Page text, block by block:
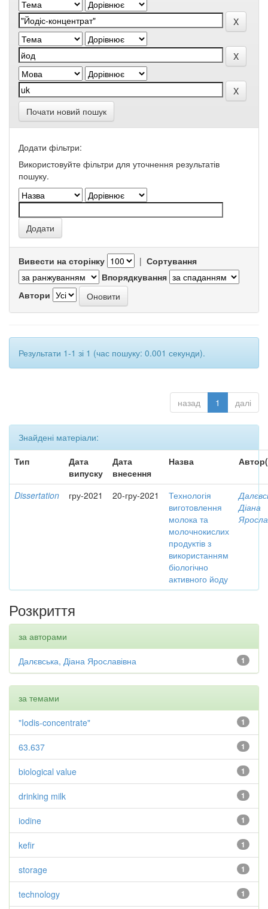
Почати новий пошук
Додати фільтри:
Використовуйте фільтри для уточнення результатів
пошуку.
Вивести на сторінку | Сортування
Впорядкування
Автори
Результати 1-1 зі 1 (час пошуку: 0.001 секунди).
назад 1 далі
Знайдені матеріали:
Тип
Дата
випуску
Дата
внесення
Назва
Dissertation гру-2021 20-гру-2021
Технологія
виготовлення
молока та
молочнокислих
продуктів з
використанням
біологічно
активного йоду
Діана
Розкриття
за авторами
1
Далєвська, Діана Ярославівна
за темами
1
"Iodis-concentrate"
1
63.637
1
biological value
1
drinking milk
1
iodine
1
kefir
1
storage
1
technology